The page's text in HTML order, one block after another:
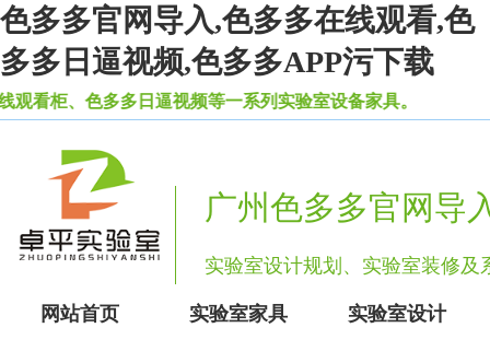
色多多官网导入,色多多在线观看,色
多多日逼视频,色多多APP污下载
、色多多日逼视频等一系列实验室设备家具。
广州色多多官网导
实验室设计规划、实验室装修
网站首页 实验室家具 实验室设计